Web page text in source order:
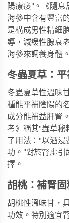
陽療痿"。《隨息
海參中含有豐富
是構成男性精細
導，減緩性腺衰
海參來調養身體。
冬蟲夏草：
冬蟲夏草性溫味
種能平補陰陽的
成分能補益肝腎
考》稱其"蟲草秘
了用法："以酒浸
功。"對於腎虛引
擇。
胡桃：補腎
胡桃性溫味甘，
功效。特別適宜